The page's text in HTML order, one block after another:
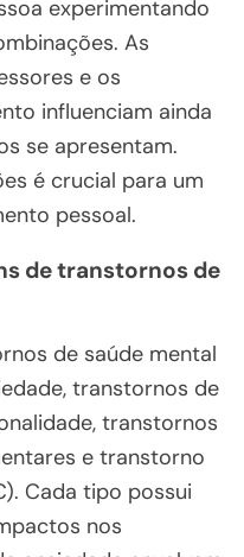
experimentando
As
e os
influenciam ainda
se apresentam.
é crucial para um
pessoal.
de transtornos de
de saúde mental
transtornos de
transtornos
e transtorno
Cada tipo possui
nos